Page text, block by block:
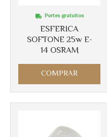
ESFERICA
SOFTONE 25w E-
14 OSRAM
Portes gratuitos
COMPRAR